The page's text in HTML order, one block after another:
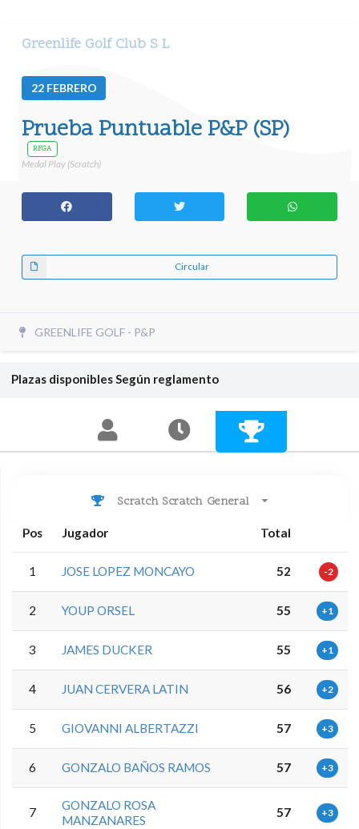
Greenlife Golf Club S L
22 FEBRERO
Prueba Puntuable P&P (SP)
RFGA
Medal Play (Scratch)
Circular
GREENLIFE GOLF - P&P
Plazas disponiblesSegún reglamento
Scratch Scratch General
Pos Jugador Total
1 JOSE LOPEZ MONCAYO 52 -2
2 YOUP ORSEL 55 +1
3 JAMES DUCKER 55 +1
4 JUAN CERVERA LATIN 56 +2
5 GIOVANNI ALBERTAZZI 57 +3
6 GONZALO BAÑOS RAMOS 57 +3
7
GONZALO ROSA
MANZANARES
57 +3